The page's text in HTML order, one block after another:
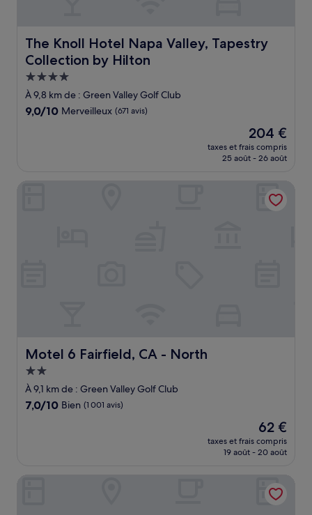
The Knoll Hotel Napa Valley, Tapestry
Collection by Hilton
The Knoll Hotel Napa Valley, Tapestry Collection by
Hébergement
4.0 étoiles
À 9,8 km de : Green Valley Golf Club
9.0
9,0/10 Merveilleux (671 avis)
Le
nouveau
prix
de
204 €
204 €
taxes et frais compris
25 août - 26 août
Motel 6 Fairfield, CA - North
Motel 6 Fairfield, CA - North
Hébergement
2.0 étoiles
À 9,1 km de : Green Valley Golf Club
7.0
7,0/10 Bien (1 001 avis)
Le
nouveau
prix
de
62 €
62 €
taxes et frais compris
19 août - 20 août